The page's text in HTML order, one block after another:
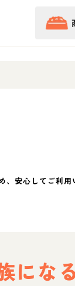
、安心してご利
にな